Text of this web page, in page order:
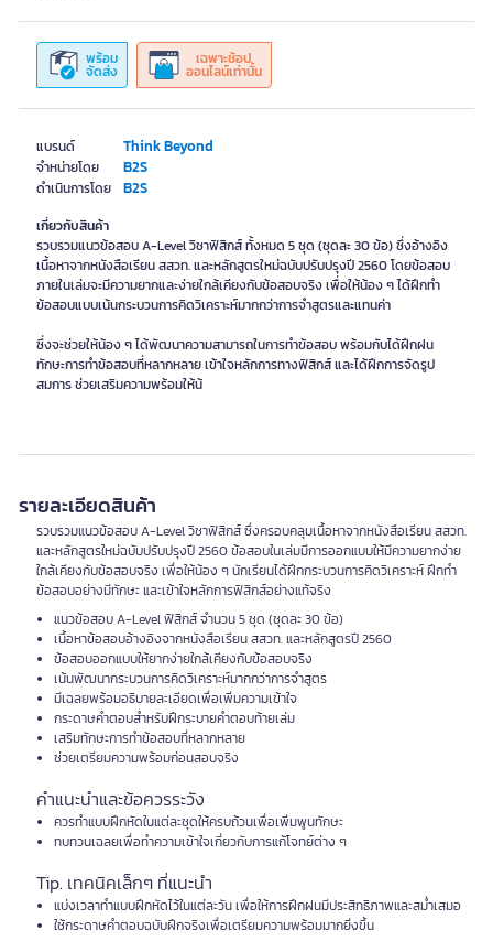
แบรนด์ Think Beyond
จำหน่ายโดย B2S
ดำเนินการโดย B2S
พร้อม
จัดส่ง
เฉพาะช้อป
ออนไลน์เท่านั้น
เกี่ยวกับสินค้า
รวบรวมแนวข้อสอบ A-Level วิชาฟิสิกส์ ทั้งหมด 5 ชุด (ชุดละ 30 ข้อ) ซึ่งอ้างอิง
เนื้อหาจากหนังสือเรียน สสวท. และหลักสูตรใหม่ฉบับปรับปรุงปี 2560 โดยข้อสอบ
ภายในเล่มจะมีความยากและง่ายใกล้เคียงกับข้อสอบจริง เพื่อให้น้อง ๆ ได้ฝึกทำ
ข้อสอบแบบเน้นกระบวนการคิดวิเคราะห์มากกว่าการจำสูตรและแทนค่า
ซึ่งจะช่วยให้น้อง ๆ ได้พัฒนาความสามารถในการทำข้อสอบ พร้อมกับได้ฝึกฝน
ทักษะการทำข้อสอบที่หลากหลาย เข้าใจหลักการทางฟิสิกส์ และได้ฝึกการจัดรูป
สมการ ช่วยเสริมความพร้อมให้น้
รายละเอียดสินค้า
รวบรวมแนวข้อสอบ A-Level วิชาฟิสิกส์ ซึ่งครอบคลุมเนื้อหาจากหนังสือเรียน สสวท.
และหลักสูตรใหม่ฉบับปรับปรุงปี 2560 ข้อสอบในเล่มมีการออกแบบให้มีความยากง่าย
ใกล้เคียงกับข้อสอบจริง เพื่อให้น้อง ๆ นักเรียนได้ฝึกกระบวนการคิดวิเคราะห์ ฝึกทำ
ข้อสอบอย่างมีทักษะ และเข้าใจหลักการฟิสิกส์อย่างแท้จริง
แนวข้อสอบ A-Level ฟิสิกส์ จำนวน 5 ชุด (ชุดละ 30 ข้อ)
เนื้อหาข้อสอบอ้างอิงจากหนังสือเรียน สสวท. และหลักสูตรปี 2560
ข้อสอบออกแบบให้ยากง่ายใกล้เคียงกับข้อสอบจริง
เน้นพัฒนากระบวนการคิดวิเคราะห์มากกว่าการจำสูตร
มีเฉลยพร้อมอธิบายละเอียดเพื่อเพิ่มความเข้าใจ
กระดาษคำตอบสำหรับฝึกระบายคำตอบท้ายเล่ม
เสริมทักษะการทำข้อสอบที่หลากหลาย
ช่วยเตรียมความพร้อมก่อนสอบจริง
คำแนะนำและข้อควรระวัง
ควรทำแบบฝึกหัดในแต่ละชุดให้ครบถ้วนเพื่อเพิ่มพูนทักษะ
ทบทวนเฉลยเพื่อทำความเข้าใจเกี่ยวกับการแก้โจทย์ต่าง ๆ
Tip. เทคนิคเล็กๆ ที่แนะนำ
แบ่งเวลาทำแบบฝึกหัดไว้ในแต่ละวัน เพื่อให้การฝึกฝนมีประสิทธิภาพและสม่ำเสมอ
ใช้กระดาษคำตอบฉบับฝึกจริงเพื่อเตรียมความพร้อมมากยิ่งขึ้น